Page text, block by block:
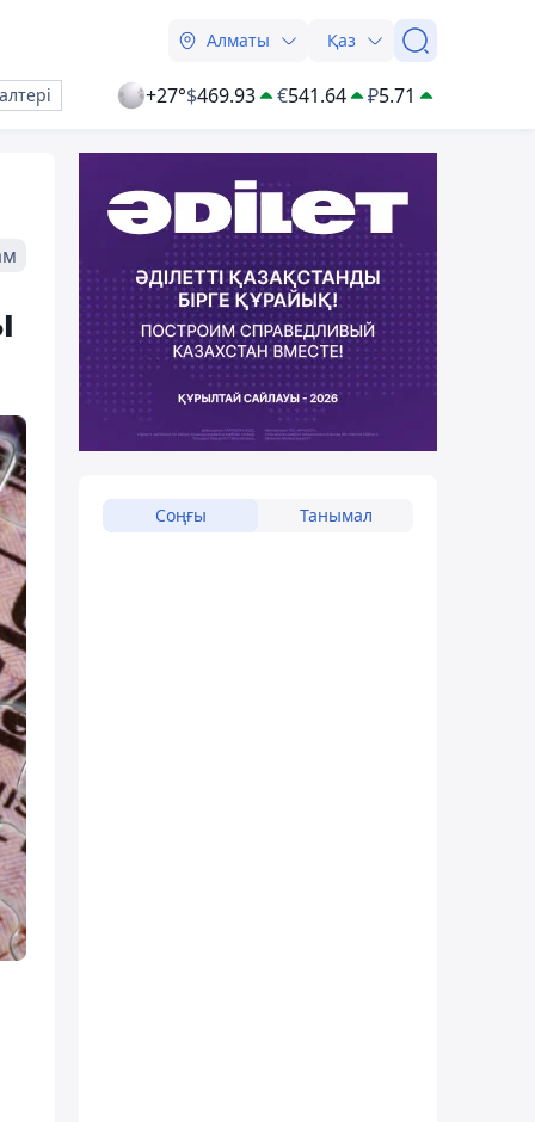
Алматы Қаз
+27°$469.93 €541.64 ₽5.71
Соңғы Танымал